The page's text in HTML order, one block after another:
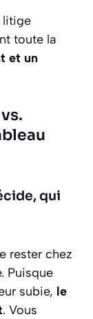
litige
toute la
et un
qui
rester chez
Puisque
subie, le
. Vous